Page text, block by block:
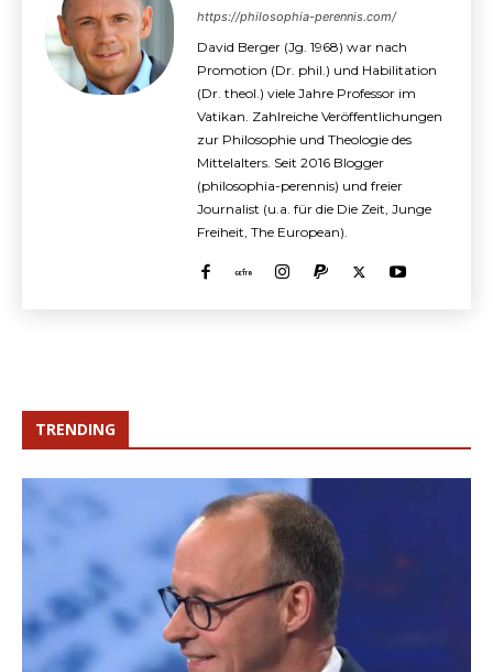
https://philosophia-perennis.com/
David Berger (Jg. 1968) war nach
Promotion (Dr. phil.) und Habilitation
(Dr. theol.) viele Jahre Professor im
Vatikan. Zahlreiche Veröffentlichungen
zur Philosophie und Theologie des
Mittelalters. Seit 2016 Blogger
(philosophia-perennis) und freier
Journalist (u.a. für die Die Zeit, Junge
Freiheit, The European).
TRENDING